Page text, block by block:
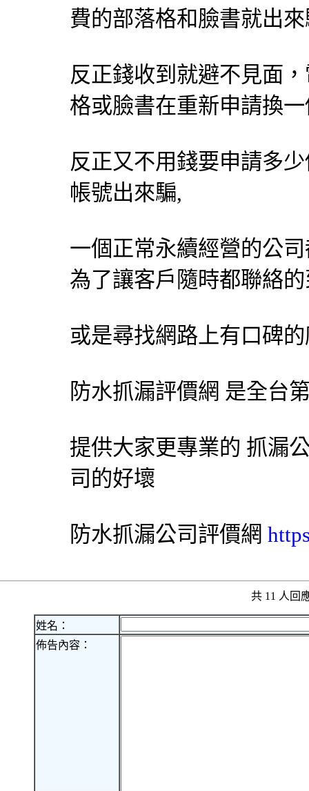
費的部落格和臉書就出
反正錢收到就避不見面
格或臉書在重新申請換
反正又不用錢要申請多
帳號出來騙,
一個正常永續經營的公
為了讓客戶隨時都聯絡
或是尋找網路上有口碑
防水抓漏評價網 是全台
提供大家更專業的 抓漏
司的好壞
防水抓漏公司評價網
共 11 人
姓名：
佈告內容：